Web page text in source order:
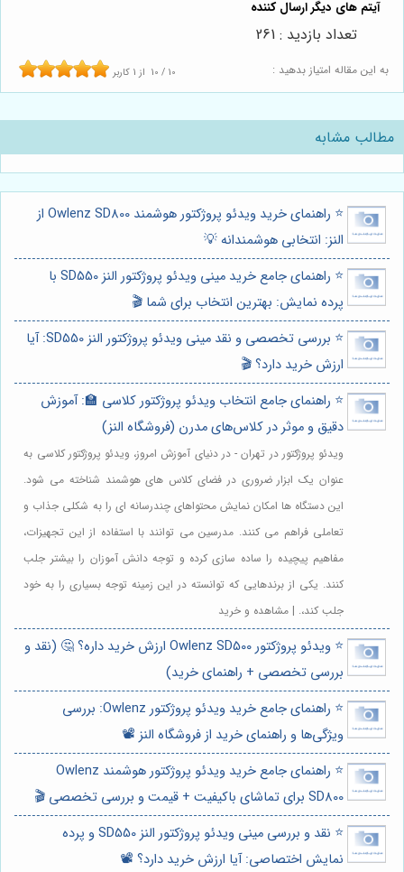
به این مقاله امتیاز بدهید : 10 / 10 از 1 کاربر
تعداد بازدید : 261
مطالب مشابه
⭐️ راهنمای خرید ویدئو پروژکتور هوشمند Owlenz SD800 از
النز: انتخابی هوشمندانه 💡
⭐️ راهنمای جامع خرید مینی ویدئو پروژکتور النز SD550 با
پرده نمایش: بهترین انتخاب برای شما 🎬
⭐️ بررسی تخصصی و نقد مینی ویدئو پروژکتور النز SD550: آیا
ارزش خرید دارد؟ 🎬
⭐️ راهنمای جامع انتخاب ویدئو پروژکتور کلاسی 🏫: آموزش
دقیق و موثر در کلاس‌های مدرن (فروشگاه النز)
ویدئو پروژکتور در تهران - در دنیای آموزش امروز، ویدئو پروژکتور کلاسی به
عنوان یک ابزار ضروری در فضای کلاس های هوشمند شناخته می شود.
این دستگاه ها امکان نمایش محتواهای چندرسانه ای را به شکلی جذاب و
تعاملی فراهم می کنند. مدرسین می توانند با استفاده از این تجهیزات،
مفاهیم پیچیده را ساده سازی کرده و توجه دانش آموزان را بیشتر جلب
کنند. یکی از برندهایی که توانسته در این زمینه توجه بسیاری را به خود
جلب کند،. | مشاهده و خرید
⭐️ ویدئو پروژکتور Owlenz SD500 ارزش خرید داره؟ 🤔 (نقد و
بررسی تخصصی + راهنمای خرید)
⭐️ راهنمای جامع خرید ویدئو پروژکتور Owlenz: بررسی
ویژگی‌ها و راهنمای خرید از فروشگاه النز 📽️
⭐️ راهنمای جامع خرید ویدئو پروژکتور هوشمند Owlenz
SD800 برای تماشای باکیفیت + قیمت و بررسی تخصصی 🎬
⭐️ نقد و بررسی مینی ویدئو پروژکتور النز SD550 و پرده
نمایش اختصاصی: آیا ارزش خرید دارد؟ 📽️